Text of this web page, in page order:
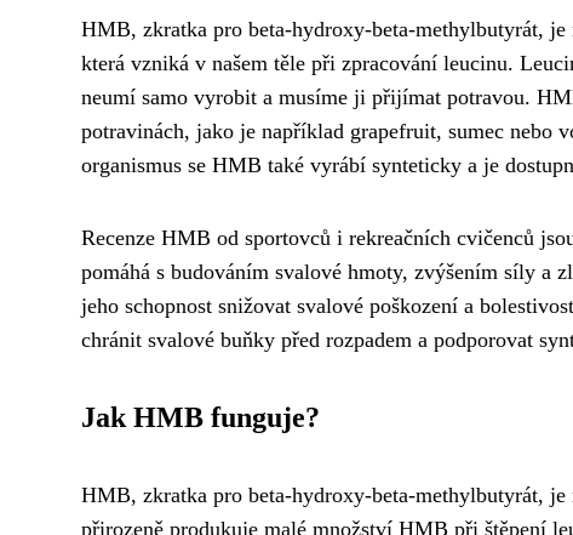
HMB, zkratka pro beta-hydroxy-beta-methylbutyrát,
která vzniká v našem těle při zpracování leucinu.
neumí samo vyrobit a musíme ji přijímat potravou.
potravinách, jako je například grapefruit, sumec
organismus se HMB také vyrábí synteticky a je
Recenze HMB od sportovců i rekreačních cvičenců
pomáhá s budováním svalové hmoty, zvýšením síly a
jeho schopnost snižovat svalové poškození a
chránit svalové buňky před rozpadem a podporovat
Jak HMB funguje?
HMB, zkratka pro beta-hydroxy-beta-methylbutyrát,
přirozeně produkuje malé množství HMB při štěpení